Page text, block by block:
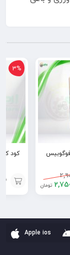
تومان
3%
افزودن
Apple ios